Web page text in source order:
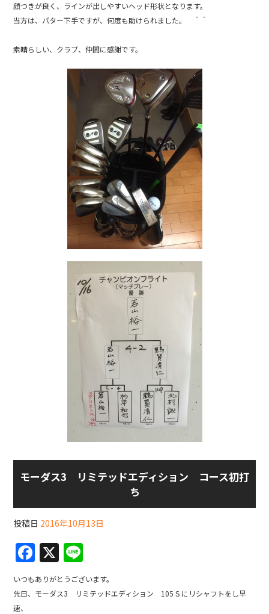
顔つきが良く、ラインが出しやすいヘッド形状となります。
当方は、パター下手ですが、何度も助けられました。 ＾＾
素晴らしい、クラブ、仲間に感謝です。
モーダス3 リミテッドエディション コース初打
ち
投稿日 2016年10月13日
F
a
c
X
n
e
いつもありがとうございます。
先日、モーダス3 リミテッドエディション 105 S にリシャフトをし早
速、